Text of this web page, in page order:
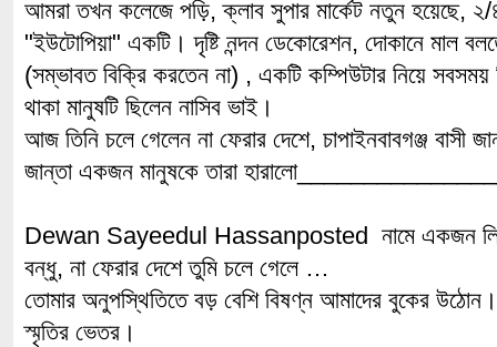
আমরা তখন কলেজে পড়ি, ক্লাব সুপার মার্কেট নতুন হয়েছে, ২/
"ইউটোপিয়া" একটি। দৃষ্টি নন্দন ডেকোরেশন, দোকানে মাল
(সম্ভাবত বিক্রি করতেন না) , একটি কম্পিউটার নিয়ে সবসময়
থাকা মানুষটি ছিলেন নাসিব ভাই।
আজ তিনি চলে গেলেন না ফেরার দেশে, চাপাইনবাবগঞ্জ বাসী
জান্তা একজন মানুষকে তারা
Dewan Sayeedul Hassanposted নামে একজন
বন্ধু, না ফেরার দেশে তুমি চলে গেলে …
তোমার অনুপস্থিতিতে বড় বেশি বিষণ্ন আমাদের বুকের
স্মৃতির ভেতর।